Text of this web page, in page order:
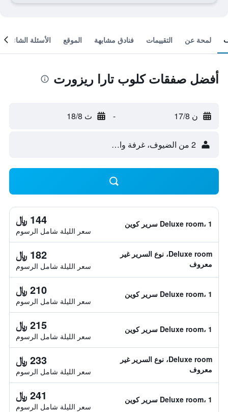
لمحة عن التقييمات فنادق مشابهة الموقع الأسئلة الشائعة
أفضل صفقات كلوب تارا ريزورت
ن 17/8 - ث 18/8
2 من الضيوف، غرفة واحدة
Deluxe room، 1 سرير كوين 144 ﷼
سعر الليلة شامل الرسوم
Deluxe room، نوع السرير غير
معروف
182 ﷼
سعر الليلة شامل الرسوم
Deluxe room، 1 سرير كوين 210 ﷼
سعر الليلة شامل الرسوم
Deluxe room، 1 سرير كوين 215 ﷼
سعر الليلة شامل الرسوم
Deluxe room، نوع السرير غير
معروف
233 ﷼
سعر الليلة شامل الرسوم
Deluxe room، 1 سرير كوين 241 ﷼
سعر الليلة شامل الرسوم